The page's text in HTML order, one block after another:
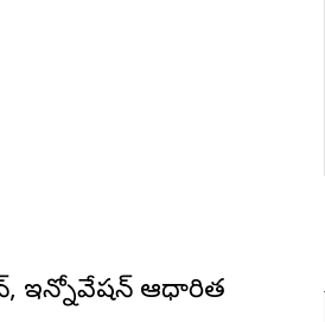
ఇన్నోవేషన్ ఆధారిత